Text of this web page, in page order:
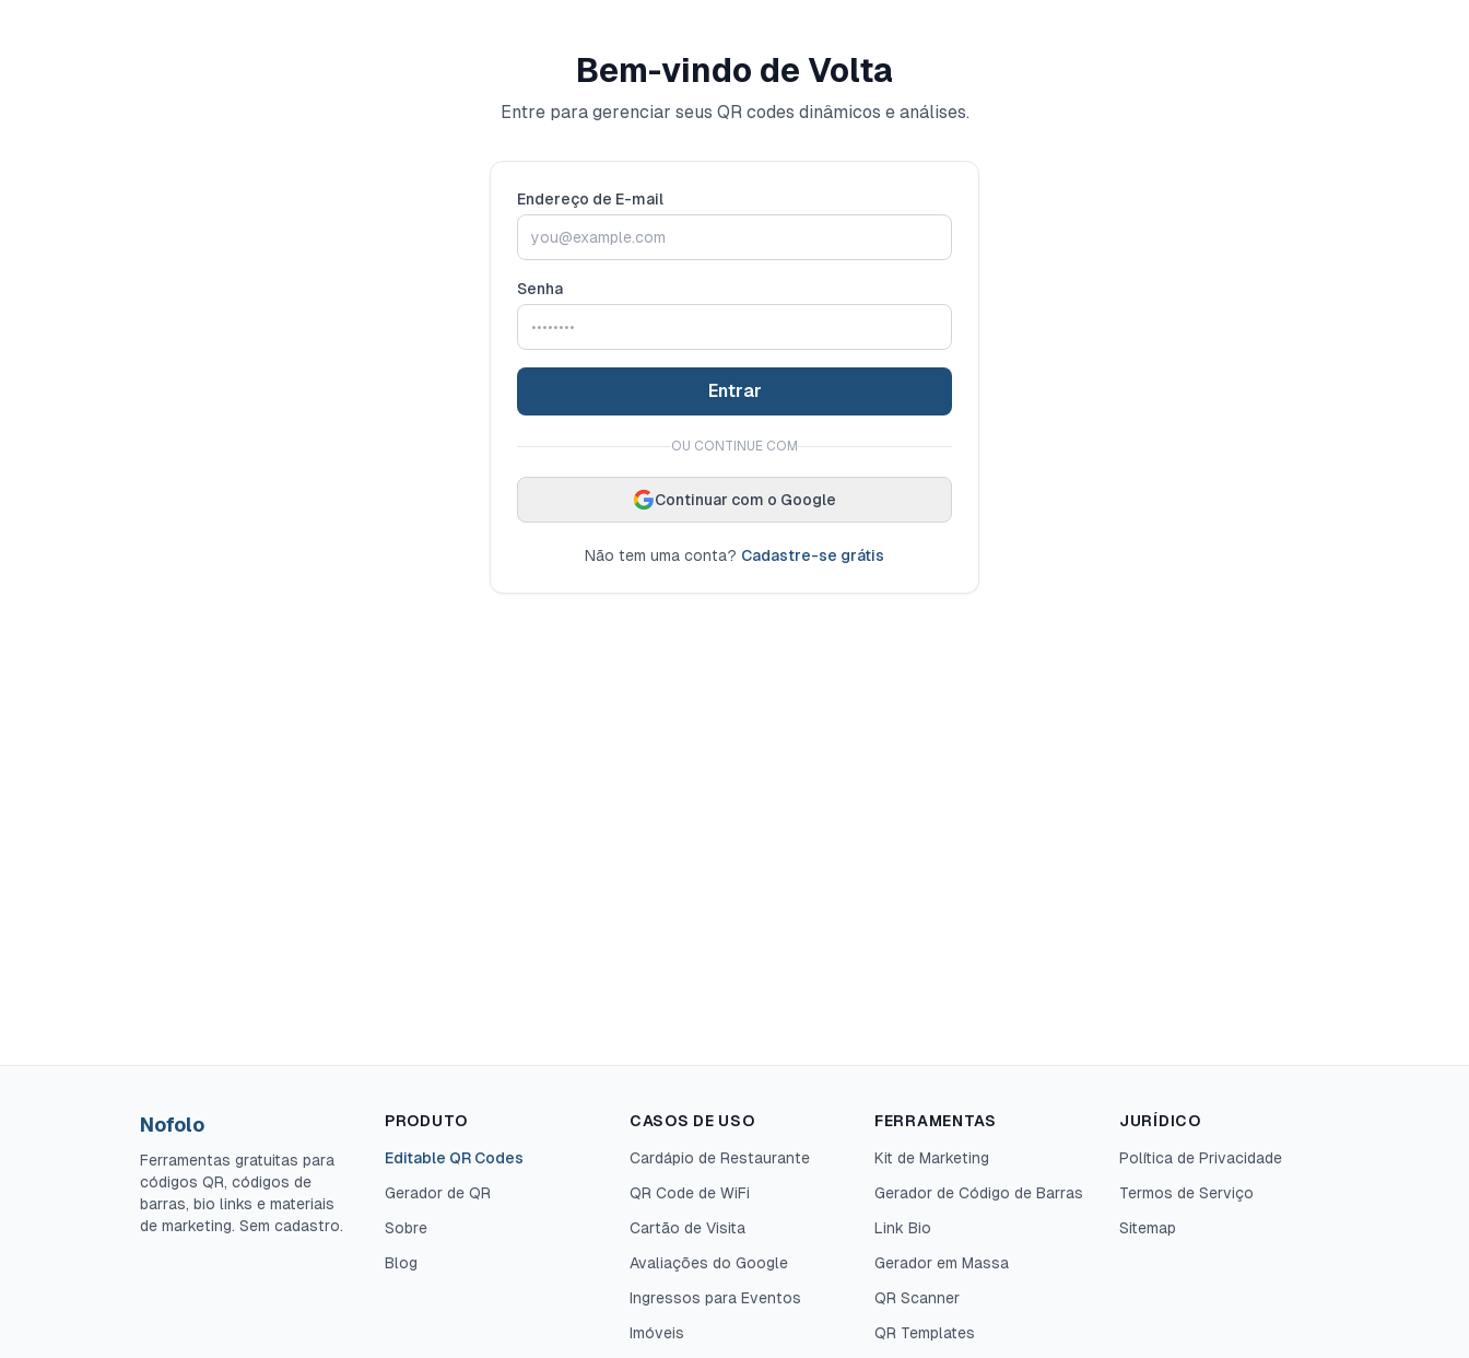
Bem-vindo de Volta
Entre para gerenciar seus QR codes dinâmicos e análises.
Endereço de E-mail
Senha
Entrar
OU CONTINUE COM
Continuar com o Google
Não tem uma conta? Cadastre-se grátis
Nofolo
Ferramentas gratuitas para
códigos QR, códigos de
barras, bio links e materiais
de marketing. Sem cadastro.
PRODUTO
Editable QR Codes
Gerador de QR
Sobre
Blog
CASOS DE USO
Cardápio de Restaurante
QR Code de WiFi
Cartão de Visita
Avaliações do Google
Ingressos para Eventos
Imóveis
FERRAMENTAS
Kit de Marketing
Gerador de Código de Barras
Link Bio
Gerador em Massa
QR Scanner
QR Templates
JURÍDICO
Política de Privacidade
Termos de Serviço
Sitemap